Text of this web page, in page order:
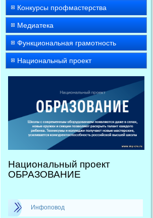
Конкурсы профмастерства
Медиатека
Функциональная грамотность
Национальный проект
Национальный проект
ОБРАЗОВАНИЕ
Инфоповод